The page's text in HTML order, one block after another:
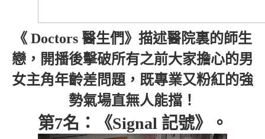
《 Doctors 醫生們》描述醫院裏的師生
戀，開播後擊破所有之前大家擔心的男
女主角年齡差問題，既專業又粉紅的強
勢氣場直無人能擋！
第7名：《Signal 記號》。